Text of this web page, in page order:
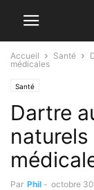
Accueil Santé
médicales
Santé
Dartre
Par Phil - octobre